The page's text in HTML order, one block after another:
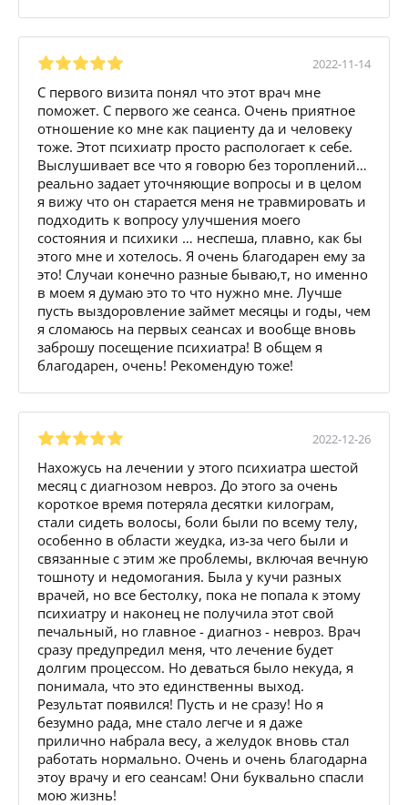
2022-11-14
С первого визита понял что этот врач мне
поможет. С первого же сеанса. Очень приятное
отношение ко мне как пациенту да и человеку
тоже. Этот психиатр просто распологает к себе.
Выслушивает все что я говорю без тороплений…
реально задает уточняющие вопросы и в целом
я вижу что он старается меня не травмировать и
подходить к вопросу улучшения моего
состояния и психики … неспеша, плавно, как бы
этого мне и хотелось. Я очень благодарен ему за
это! Случаи конечно разные бываю,т, но именно
в моем я думаю это то что нужно мне. Лучше
пусть выздоровление займет месяцы и годы, чем
я сломаюсь на первых сеансах и вообще вновь
заброшу посещение психиатра! В общем я
благодарен, очень! Рекомендую тоже!
2022-12-26
Нахожусь на лечении у этого психиатра шестой
месяц с диагнозом невроз. До этого за очень
короткое время потеряла десятки килограм,
стали сидеть волосы, боли были по всему телу,
особенно в области жеудка, из-за чего были и
связанные с этим же проблемы, включая вечную
тошноту и недомогания. Была у кучи разных
врачей, но все бестолку, пока не попала к этому
психиатру и наконец не получила этот свой
печальный, но главное - диагноз - невроз. Врач
сразу предупредил меня, что лечение будет
долгим процессом. Но деваться было некуда, я
понимала, что это единственны выход.
Результат появился! Пусть и не сразу! Но я
безумно рада, мне стало легче и я даже
прилично набрала весу, а желудок вновь стал
работать нормально. Очень и очень благодарна
этоу врачу и его сеансам! Они буквально спасли
мою жизнь!